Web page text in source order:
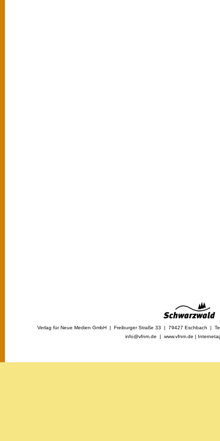
Verlag für Neue Medien GmbH | Freiburger Straße 33 | 79427 Eschbach |
info@vfnm.de | www.vfnm.de |